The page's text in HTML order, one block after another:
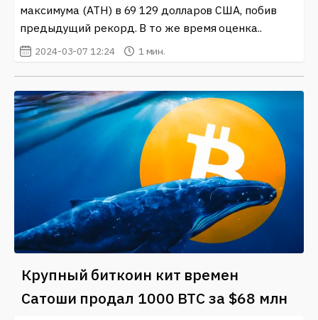
максимума (ATH) в 69 129 долларов США, побив
предыдущий рекорд. В то же время оценка..
2024-03-07 12:24 1 мин.
Крупный биткоин кит времен
Сатоши продал 1000 BTC за $68 млн